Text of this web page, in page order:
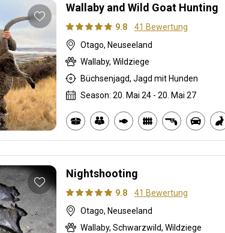
Wallaby and Wild Goat Hunting
9.8
41 Bewertung
Otago, Neuseeland
Wallaby, Wildziege
Büchsenjagd, Jagd mit Hunden
Season: 20. Mai 24 - 20. Mai 27
Nightshooting
9.8
41 Bewertung
Otago, Neuseeland
Wallaby, Schwarzwild, Wildziege